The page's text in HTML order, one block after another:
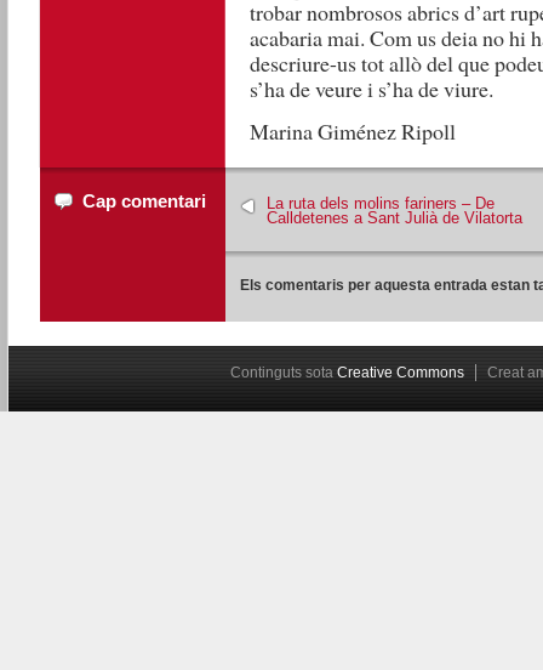
trobar nombrosos abrics d’art
acabaria mai. Com us deia no hi
descriure-us tot allò del que
s’ha de veure i s’ha de viure.
Marina Giménez Ripoll
Cap comentari
La ruta dels molins fariners – De
Calldetenes a Sant Julià de Vilatorta
Els comentaris per aquesta entrada estan
Continguts sota Creative Commons Creat